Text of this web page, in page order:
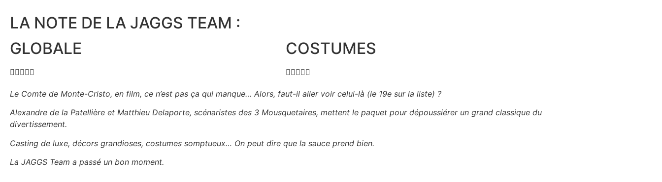
LA NOTE DE LA JAGGS TEAM :
GLOBALE

COSTUMES

Le Comte de Monte-Cristo, en film, ce n’est pas ça qui manque… Alors, faut-il aller voir celui-là (le 19e sur la liste) ?
Alexandre de la Patellière et Matthieu Delaporte, scénaristes des 3 Mousquetaires, mettent le paquet pour dépoussiérer un grand classique du
divertissement.
Casting de luxe, décors grandioses, costumes somptueux… On peut dire que la sauce prend bien.
La JAGGS Team a passé un bon moment.